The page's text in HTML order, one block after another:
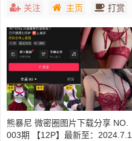
关注 主页 打赏
熊暴尼 微密圈图片下载分享 NO.
003期 【12P】最新至：2024.7.1